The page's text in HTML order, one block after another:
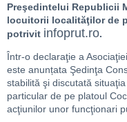
Preşedintelui Republicii
locuitorii localităţilor de
potrivit infoprut.ro.
Într-o declaraţie a
este anunțata Şedinţa
stabilită şi discutată
particular de pe platoul
acţiunilor unor funcţionari